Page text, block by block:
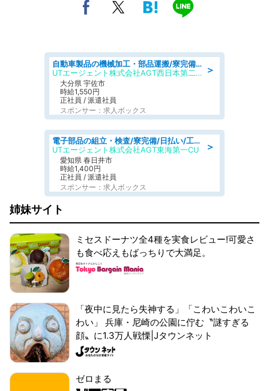
＞
自動車製品の機械加工・部品運搬/寮完備/日払い/工場・製造
UTエージェント株式会社AGT西日本第二CU
大分県 宇佐市
時給1,550円
正社員 / 派遣社員
スポンサー：求人ボックス
＞
電子部品の組立・検査/寮完備/日払い/工場・製造
UTエージェント株式会社AGT東海第一CU
愛知県 春日井市
時給1,400円
正社員 / 派遣社員
スポンサー：求人ボックス
姉妹サイト
ミセスドーナツ全4種を実食レビュー!可愛さ
も食べ応えもばっちりで大満足。
「夜中に見たら失神する」「こわいこわいこ
わい」 兵庫・尼崎の公園に佇む〝謎すぎる
顔〟に1.3万人戦慄|Jタウンネット
ゼロまる